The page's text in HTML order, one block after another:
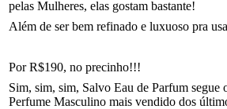
pelas Mulheres, elas gostam bastante!
Além de ser bem refinado e luxuoso pra
Por R$190, no precinho!!!
Sim, sim, sim, Salvo Eau de Parfum segue
Perfume Masculino mais vendido dos